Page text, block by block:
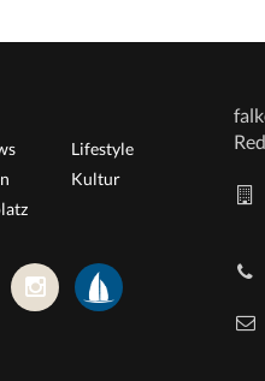
Lifestyle
Kultur